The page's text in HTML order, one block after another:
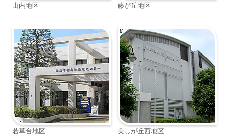
山内地区 藤が丘地区
若草台地区 美しが丘西地区